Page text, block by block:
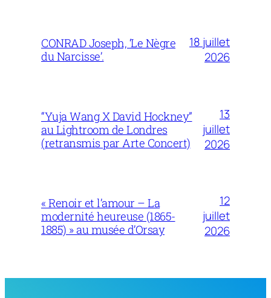
CONRAD Joseph, ‘Le Nègre
du Narcisse’.
18 juillet
2026
“Yuja Wang X David Hockney”
au Lightroom de Londres
(retransmis par Arte Concert)
13
juillet
2026
« Renoir et l’amour – La
modernité heureuse (1865-
1885) » au musée d’Orsay
12
juillet
2026